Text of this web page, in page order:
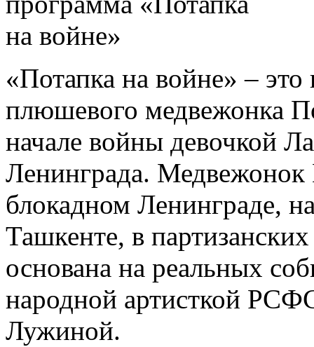
«Потапка на войне» – это
плюшевого медвежонка
начале войны девочкой
Ленинграда. Медвежонок
блокадном Ленинграде,
Ташкенте, в
основана на реальных
народной артисткой
Лужиной.